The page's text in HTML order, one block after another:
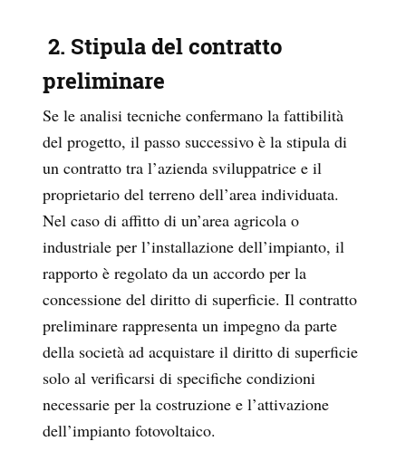
2. Stipula del contratto
preliminare
Se le analisi tecniche confermano la fattibilità
del progetto, il passo successivo è la stipula di
un contratto tra l’azienda sviluppatrice e il
proprietario del terreno dell’area individuata.
Nel caso di affitto di un’area agricola o
industriale per l’installazione dell’impianto, il
rapporto è regolato da un accordo per la
concessione del diritto di superficie. Il contratto
preliminare rappresenta un impegno da parte
della società ad acquistare il diritto di superficie
solo al verificarsi di specifiche condizioni
necessarie per la costruzione e l’attivazione
dell’impianto fotovoltaico.